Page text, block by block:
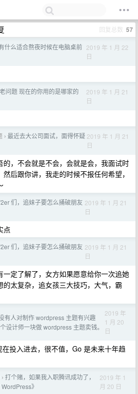
回复总数 57
什么适合熬夜时候在电脑桌前 2019 年 1 月 22
日
老问题 现在的你用的是哪家的
2019 年 1 月 21
日
› 最近去大公司面试，面得怀疑 2019 年 1 月 21
日
，不会就是不会，会就是会，我面试时
后跟你讲，我走的时候不报任何希望，
们，追妹子要怎么捅破朋友 2019 年 1 月 21
日
点
们，追妹子要怎么捅破朋友 2019 年 1 月 21
日
定了解了，女方如果愿意给你一次追她
太复杂，追女孩三大技巧，大气，霸
有人对制作 wordpress 主题有兴趣
设计师一块做 wordpress 主题卖钱。
2019 年
1 月 20
日
投入进去，很不值，Go 是未来十年趋
› 打个赌，如果我入职腾讯成功了，
》
2019 年 1
月 20 日